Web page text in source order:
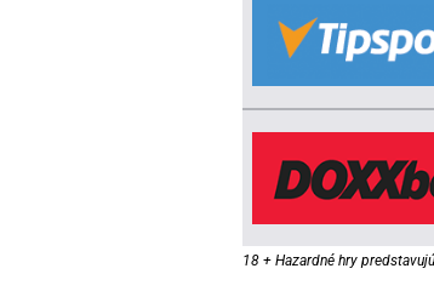
18 + Hazardné hry